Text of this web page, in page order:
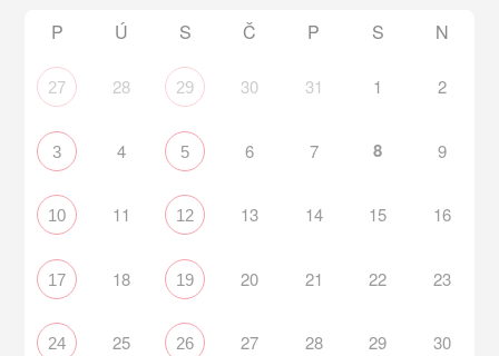
P Ú S Č P S N
27 28 29 30 31 1 2
3 4 5 6 7 8 9
10 11 12 13 14 15 16
17 18 19 20 21 22 23
24 25 26 27 28 29 30